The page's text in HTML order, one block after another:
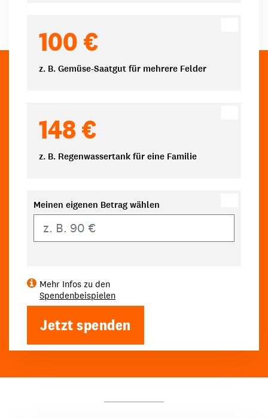
100 €
z. B. Gemüse-Saatgut für mehrere Felder
148 €
z. B. Regenwassertank für eine Familie
Meinen eigenen Betrag wählen
Mehr Infos zu den
Spendenbeispielen
Jetzt spenden